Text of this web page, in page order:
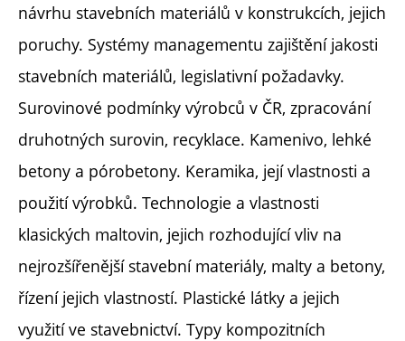
návrhu stavebních materiálů v konstrukcích, jejich
poruchy. Systémy managementu zajištění jakosti
stavebních materiálů, legislativní požadavky.
Surovinové podmínky výrobců v ČR, zpracování
druhotných surovin, recyklace. Kamenivo, lehké
betony a pórobetony. Keramika, její vlastnosti a
použití výrobků. Technologie a vlastnosti
klasických maltovin, jejich rozhodující vliv na
nejrozšířenější stavební materiály, malty a betony,
řízení jejich vlastností. Plastické látky a jejich
využití ve stavebnictví. Typy kompozitních